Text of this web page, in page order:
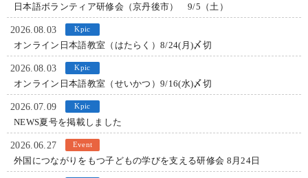
日本語ボランティア研修会（京丹後市） 9/5（土）
2026.08.03
オンライン日本語教室（はたらく）8/24(月)〆切
2026.08.03
オンライン日本語教室（せいかつ）9/16(水)〆切
2026.07.09
NEWS夏号を掲載しました
2026.06.27
外国につながりをもつ子どもの学びを支える研修会 8月24日